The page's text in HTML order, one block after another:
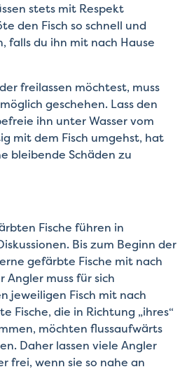
stets mit Respekt
den Fisch so schnell und
falls du ihn mit nach Hause
freilassen möchtest, muss
geschehen. Lass den
ihn unter Wasser vom
mit dem Fisch umgehst, hat
bleibende Schäden zu
Fische führen in
Bis zum Beginn der
gefärbte Fische mit nach
Angler muss für sich
jeweiligen Fisch mit nach
Fische, die in Richtung „ihres“
möchten flussaufwärts
Daher lassen viele Angler
frei, wenn sie so nahe an